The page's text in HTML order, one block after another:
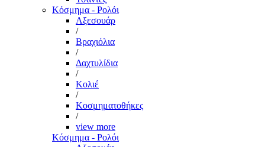
Κόσμημα - Ρολόι
Αξεσουάρ
/
Βραχιόλια
/
Δαχτυλίδια
/
Κολιέ
/
Κοσμηματοθήκες
/
view more
Κόσμημα - Ρολόι